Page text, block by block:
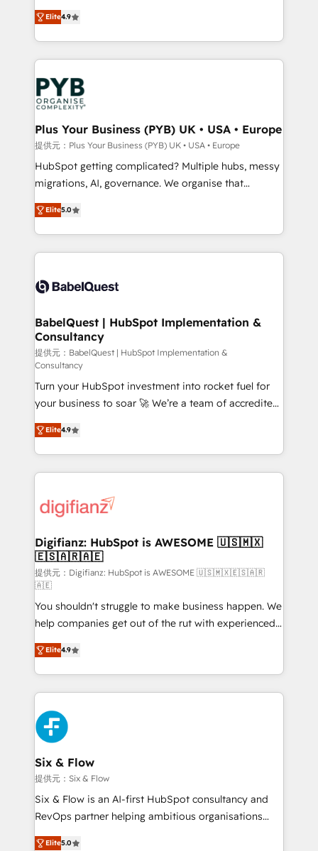
to your needs and sales objectives. With 125+
certifications, we are part of the most certified
services are offered in both English & French.
Elite Solutions Partner for businesses ready to
migrate, replatform, and scale smarter. We specialize
in high-impact CRM and CMS migrations and
onboarding from platforms like Salesforce, NetSuite,
Zoho, Pardot, Marketo, Microsoft Dynamics, Wix,
WordPress and legacy CRMs, turning fragmented
systems into unified, growth-ready HubSpot
architectures that accelerate revenue operations and
performance. - Multi-object CRM migration, cleanup,
and implementation. - Pre-built and custom
integrations across your full tech stack. - Custom
- Dashboards, lifecycle campaigns, and lead
nurturing sequences. - Cross-hub setup across
scalable retainers. Let’s make HubSpot your most
powerful growth engine. Built to convert, scale, and
Elite4.9
Plus Your Business (PYB) UK • USA • Europe
提供元：Plus Your Business (PYB) UK • USA • Europe
HubSpot getting complicated? Multiple hubs, messy
migrations, AI, governance. We organise that
complexity, so your team can put HubSpot to work...
Welcome to our Profile! We help with: • CRM
implementation, reports, workflows, and team
training • CRM migration from Salesforce, Pipedrive,
custom API integrations • AI governance for
Boutique 'Elite' team of 12 • 150+ clients across Sales
Hub, Marketing Hub, Service Hub, Data Hub and
CMS • ISO/IEC 27001:2022, ISO 9001:2015, and ISO
42001:2023 certified - the AI management standard •
GuardHub: our AI governance framework, built on
ISO 42001 Ready for the next step? Click the 👈
'𝗖𝗼𝗻𝘁𝗮𝗰𝘁 𝗯𝘂𝘀𝗶𝗻𝗲𝘀𝘀' button to get in touch (𝘸𝘦'𝘳𝘦
𝘴𝘶𝘱𝘦𝘳 𝘳𝘦𝘴𝘱𝘰𝘯𝘴𝘪𝘷𝘦)
Elite5.0
BabelQuest | HubSpot Implementation &
Consultancy
提供元：BabelQuest | HubSpot Implementation &
Consultancy
Turn your HubSpot investment into rocket fuel for
your business to soar 🚀 We’re a team of accredited
HubSpot experts ready to help you. We can
implement the platform into complex business
environments, optimise what you've got and make
sure you can actually use it, build your website in
for you and execute it on HubSpot. We are on the
framework, meaning we've been accredited by
HubSpot and vetted by the CCS, which means we
can support public sector companies as well the
other ones listed in our profile. Our services: -
HubSpot implementation - HubSpot CMS website
build We can do lots of things. But everything we do
is there for you to: - Grow revenue, and run your
business more efficiently - Build stronger
relationships with customers - Make better
decisions with data - Find a new voice and reach
more people - Get the most out of your HubSpot
investment
Elite4.9
Digifianz: HubSpot is AWESOME 🇺🇸🇲🇽
🇪🇸🇦🇷🇦🇪
提供元：Digifianz: HubSpot is AWESOME 🇺🇸🇲🇽🇪🇸🇦🇷
🇦🇪
You shouldn't struggle to make business happen. We
help companies get out of the rut with experienced,
process-oriented teams implementing HubSpot
Marketing, Sales, Service, CMS and Operations Hub,
so selling and actually engaging with your customers
feels easy and pain-free. We are a top ranked
HubSpot Elite Partner, winner of Rookie of the Year
and Customer First Awards, 4.9/5 rating in HubSpot
Reviews and 4.9/5 rating in Clutch Reviews. Digifianz
helps the following industries: logistics & 3PL, home
improvement & construction, branding and
commercialization, real estate, health, education,
SaaS, Software Dev & IT and consulting, make the
the United States, EU, UAE, Mexico and Latin
Elite4.9
Six & Flow
提供元：Six & Flow
Six & Flow is an AI-first HubSpot consultancy and
RevOps partner helping ambitious organisations
grow with clarity, confidence, and intelligence.
Elite5.0